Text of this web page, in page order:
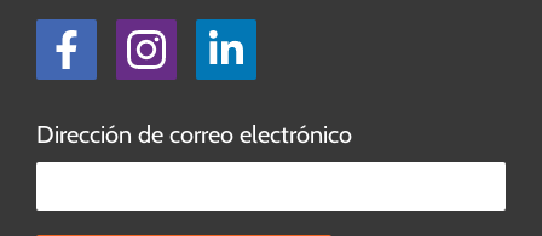
Facebook
Instagram
LinkedIn
Dirección de correo electrónico